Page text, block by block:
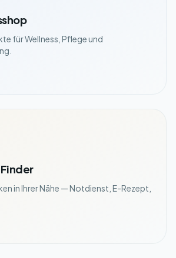
für Wellness, Pflege und
in Ihrer Nähe — Notdienst, E-Rezept,